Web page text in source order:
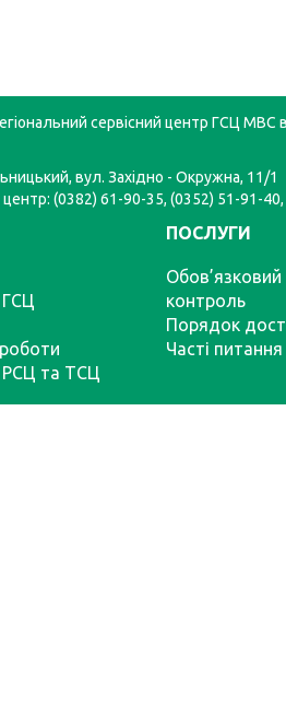
сервісний центр ГСЦ МВС
вул. Західно - Окружна, 11/1
центр: (0382) 61-90-35, (0352) 51-91-
ГСЦ
РСЦ та ТСЦ
ПОСЛУГИ
Обов’язковий
контроль
Порядок
Часті питання